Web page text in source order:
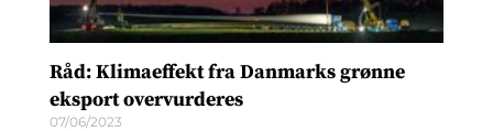
Råd: Klimaeffekt fra Danmarks grønne
eksport overvurderes
07/06/2023